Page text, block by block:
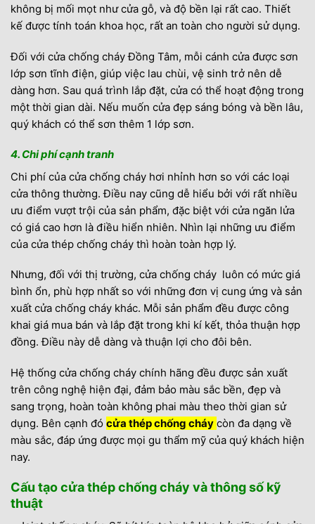
không bị mối mọt như cửa gỗ, và độ bền lại rất cao. Thiết
kế được tính toán khoa học, rất an toàn cho người sử dụng.
Đối với cửa chống cháy Đồng Tâm, mỗi cánh cửa được sơn
lớp sơn tĩnh điện, giúp việc lau chùi, vệ sinh trở nên dễ
dàng hơn. Sau quá trình lắp đặt, cửa có thể hoạt động trong
một thời gian dài. Nếu muốn cửa đẹp sáng bóng và bền lâu,
quý khách có thể sơn thêm 1 lớp sơn.
4. Chi phí cạnh tranh
Chi phí của cửa chống cháy hơi nhỉnh hơn so với các loại
cửa thông thường. Điều nay cũng dễ hiểu bởi với rất nhiều
ưu điểm vượt trội của sản phẩm, đặc biệt với cửa ngăn lửa
có giá cao hơn là điều hiển nhiên. Nhìn lại những ưu điểm
của cửa thép chống cháy thì hoàn toàn hợp lý.
Nhưng, đối với thị trường, cửa chống cháy luôn có mức giá
bình ổn, phù hợp nhất so với những đơn vị cung ứng và sản
xuất cửa chống cháy khác. Mỗi sản phẩm đều được công
khai giá mua bán và lắp đặt trong khi kí kết, thỏa thuận hợp
đồng. Điều này dễ dàng và thuận lợi cho đôi bên.
Hệ thống cửa chống cháy chính hãng đều được sản xuất
trên công nghệ hiện đại, đảm bảo màu sắc bền, đẹp và
sang trọng, hoàn toàn không phai màu theo thời gian sử
dụng. Bên cạnh đó cửa thép chống cháy còn đa dạng về
màu sắc, đáp ứng được mọi gu thẩm mỹ của quý khách hiện
nay.
Cấu tạo cửa thép chống cháy và thông số kỹ
thuật